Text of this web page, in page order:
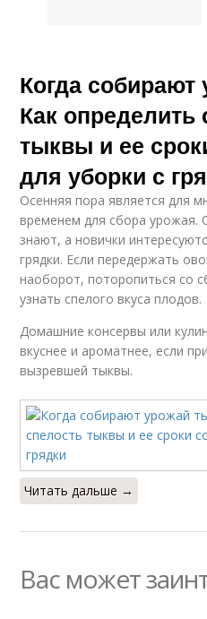
Когда
Как определить
тыквы и ее
для уборки с
Осенняя пора является для
временем для сбора
знают, а новички
грядки. Если передержать
наоборот, поторопиться со
узнать спелого вкуса плодов.
Домашние консервы или
вкуснее и ароматнее, если
вызревшей тыквы.
Читать дальше →
Вас может